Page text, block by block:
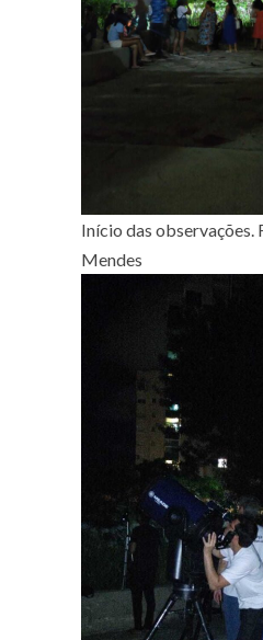
Início das observações.
Mendes